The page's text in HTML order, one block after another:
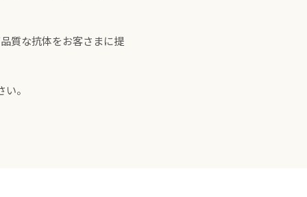
質な抗体をお客さまに提
。